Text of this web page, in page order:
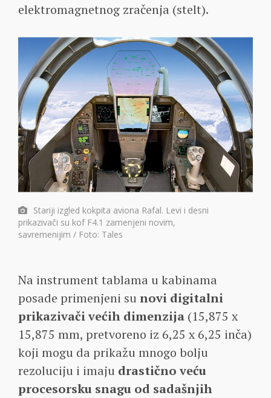
elektromagnetnog zračenja (stelt).
Stariji izgled kokpita aviona Rafal. Levi i desni
prikazivači su kof F4.1 zamenjeni novim,
savremenijim / Foto: Tales
Na instrument tablama u kabinama
posade primenjeni su novi digitalni
prikazivači većih dimenzija (15,875 x
15,875 mm, pretvoreno iz 6,25 x 6,25 inča)
koji mogu da prikažu mnogo bolju
rezoluciju i imaju drastično veću
procesorsku snagu od sadašnjih